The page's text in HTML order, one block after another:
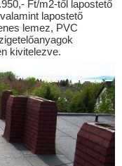
Ft/m2-től lapostető
lapostető
lemez, PVC
kivitelezve.